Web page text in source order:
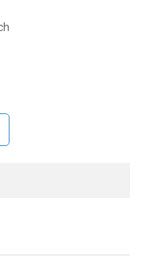
HB-8765 mới nhất, xin